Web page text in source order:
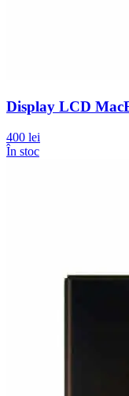
Display LCD
400 lei
În stoc